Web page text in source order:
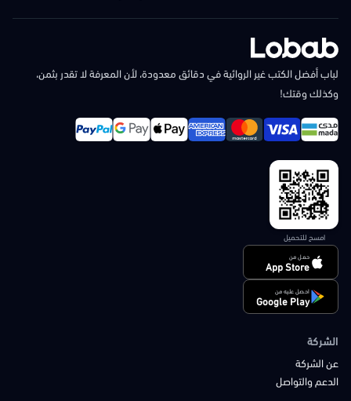
لباب أفضل الكتب غير الروائية في دقائق معدودة، لأن المعرفة لا تقدر بثمن،
وكذلك وقتك!
امسح للتحميل
حمل من
App Store
احصل عليه من
Google Play
الشركة
عن الشركة
الدعم والتواصل